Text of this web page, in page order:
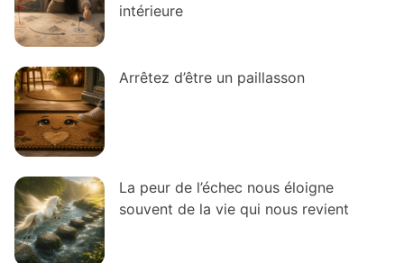
intérieure
Arrêtez d’être un paillasson
La peur de l’échec nous éloigne
souvent de la vie qui nous revient